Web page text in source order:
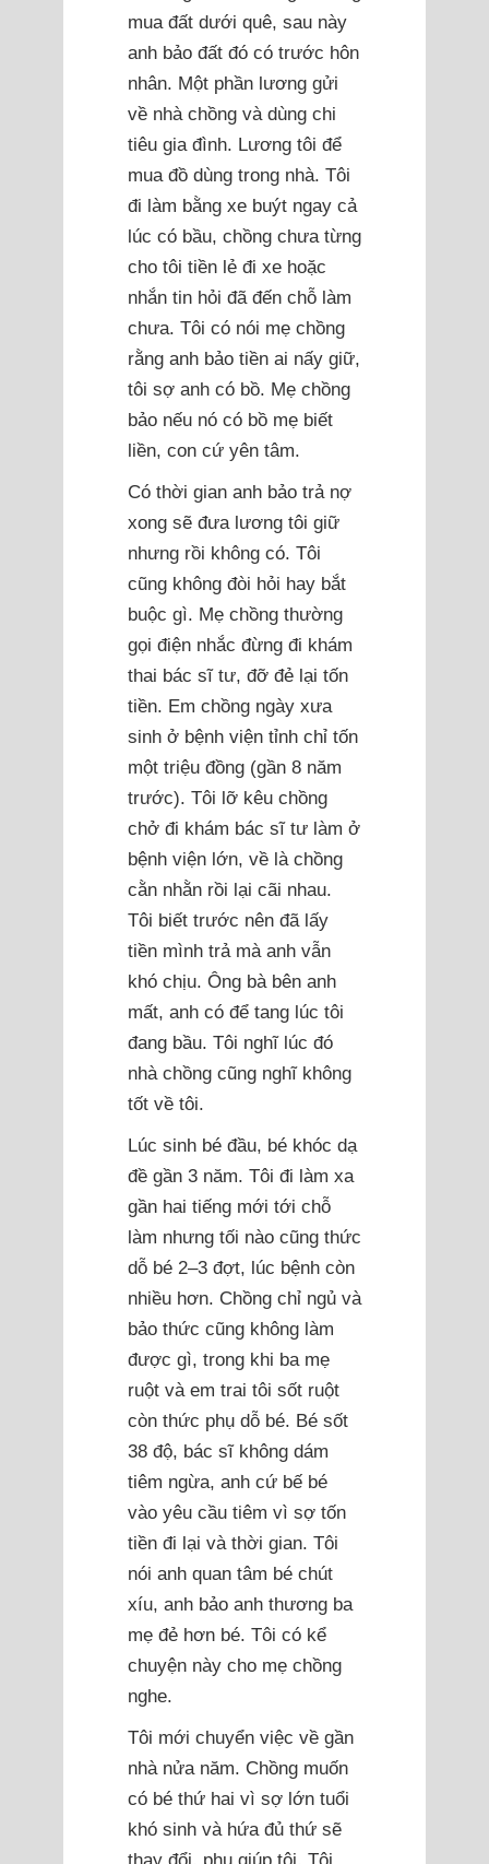
mua đất dưới quê, sau này
anh bảo đất đó có trước hôn
nhân. Một phần lương gửi
về nhà chồng và dùng chi
tiêu gia đình. Lương tôi để
mua đồ dùng trong nhà. Tôi
đi làm bằng xe buýt ngay cả
lúc có bầu, chồng chưa từng
cho tôi tiền lẻ đi xe hoặc
nhắn tin hỏi đã đến chỗ làm
chưa. Tôi có nói mẹ chồng
rằng anh bảo tiền ai nấy giữ,
tôi sợ anh có bồ. Mẹ chồng
bảo nếu nó có bồ mẹ biết
liền, con cứ yên tâm.
Có thời gian anh bảo trả nợ
xong sẽ đưa lương tôi giữ
nhưng rồi không có. Tôi
cũng không đòi hỏi hay bắt
buộc gì. Mẹ chồng thường
gọi điện nhắc đừng đi khám
thai bác sĩ tư, đỡ đẻ lại tốn
tiền. Em chồng ngày xưa
sinh ở bệnh viện tỉnh chỉ tốn
một triệu đồng (gần 8 năm
trước). Tôi lỡ kêu chồng
chở đi khám bác sĩ tư làm ở
bệnh viện lớn, về là chồng
cằn nhằn rồi lại cãi nhau.
Tôi biết trước nên đã lấy
tiền mình trả mà anh vẫn
khó chịu. Ông bà bên anh
mất, anh có để tang lúc tôi
đang bầu. Tôi nghĩ lúc đó
nhà chồng cũng nghĩ không
tốt về tôi.
Lúc sinh bé đầu, bé khóc dạ
đề gần 3 năm. Tôi đi làm xa
gần hai tiếng mới tới chỗ
làm nhưng tối nào cũng thức
dỗ bé 2–3 đợt, lúc bệnh còn
nhiều hơn. Chồng chỉ ngủ và
bảo thức cũng không làm
được gì, trong khi ba mẹ
ruột và em trai tôi sốt ruột
còn thức phụ dỗ bé. Bé sốt
38 độ, bác sĩ không dám
tiêm ngừa, anh cứ bế bé
vào yêu cầu tiêm vì sợ tốn
tiền đi lại và thời gian. Tôi
nói anh quan tâm bé chút
xíu, anh bảo anh thương ba
mẹ đẻ hơn bé. Tôi có kể
chuyện này cho mẹ chồng
nghe.
Tôi mới chuyển việc về gần
nhà nửa năm. Chồng muốn
có bé thứ hai vì sợ lớn tuổi
khó sinh và hứa đủ thứ sẽ